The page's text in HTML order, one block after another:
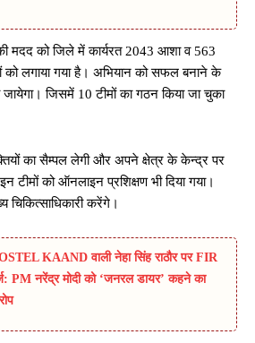
मदद को जिले में कार्यरत 2043 आशा व 563
को लगाया गया है। अभियान को सफल बनाने के
जायेगा। जिसमें 10 टीमों का गठन किया जा चुका
का सैम्पल लेगी और अपने क्षेत्र के केन्द्र पर
टीमों को ऑनलाइन प्रशिक्षण भी दिया गया।
करेंगे।
KAAND वाली नेहा सिंह राठौर पर FIR
PM नरेंद्र मोदी को ‘जनरल डायर’ कहने का